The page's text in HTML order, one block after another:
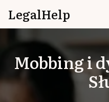
LegalHelp
Mobbing i